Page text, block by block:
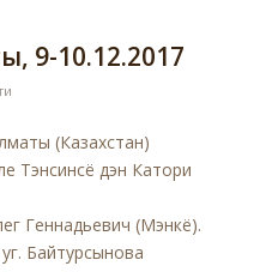
9-10.12.2017
(Казахстан)
Тэнсинсё дэн Катори
Геннадьевич (Мэнкё).
Байтурсынова